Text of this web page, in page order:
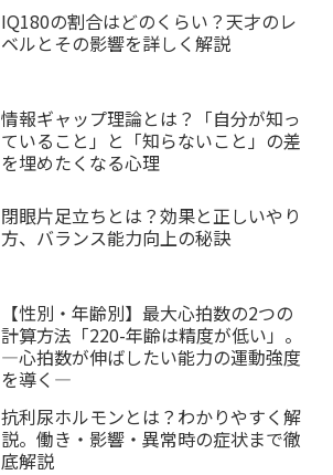
IQ180の割合はどのくらい？天才のレ
ベルとその影響を詳しく解説
情報ギャップ理論とは？「自分が知っ
ていること」と「知らないこと」の差
を埋めたくなる心理
閉眼片足立ちとは？効果と正しいやり
方、バランス能力向上の秘訣
【性別・年齢別】最大心拍数の2つの
計算方法「220-年齢は精度が低い」。
―心拍数が伸ばしたい能力の運動強度
を導く―
抗利尿ホルモンとは？わかりやすく解
説。働き・影響・異常時の症状まで徹
底解説